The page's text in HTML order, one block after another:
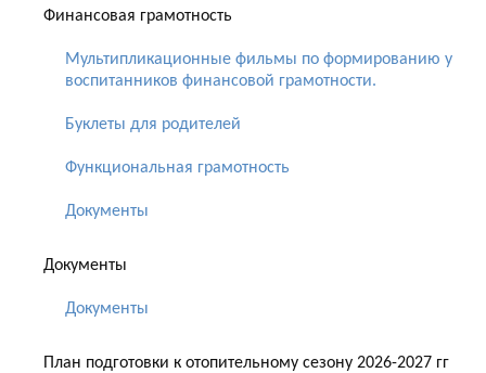
Финансовая грамотность
Мультипликационные фильмы по формированию у
воспитанников финансовой грамотности.
Буклеты для родителей
Функциональная грамотность
Документы
Документы
Документы
План подготовки к отопительному сезону 2026-2027 гг